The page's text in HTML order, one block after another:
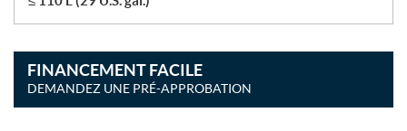
FINANCEMENT FACILE
DEMANDEZ UNE PRÉ-APPROBATION